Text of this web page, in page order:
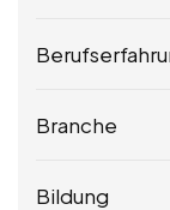
Branche
Bildung